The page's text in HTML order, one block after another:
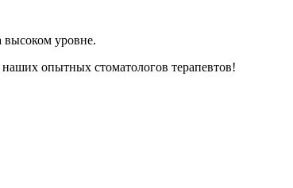
высоком уровне.
опытных стоматологов терапевтов!